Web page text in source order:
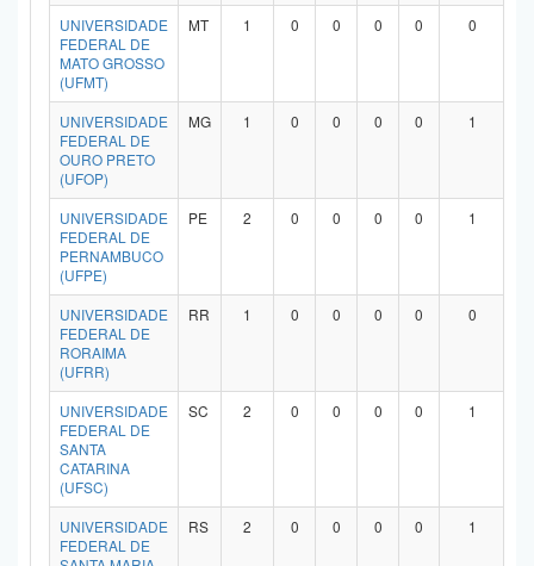
UNIVERSIDADE
FEDERAL DE
MATO GROSSO
(UFMT)
MT 1 0 0 0 0 0
UNIVERSIDADE
FEDERAL DE
OURO PRETO
(UFOP)
MG 1 0 0 0 0 1
UNIVERSIDADE
FEDERAL DE
PERNAMBUCO
(UFPE)
PE 2 0 0 0 0 1
UNIVERSIDADE
FEDERAL DE
RORAIMA
(UFRR)
RR 1 0 0 0 0 0
UNIVERSIDADE
FEDERAL DE
SANTA
CATARINA
(UFSC)
SC 2 0 0 0 0 1
UNIVERSIDADE
FEDERAL DE
RS 2 0 0 0 0 1